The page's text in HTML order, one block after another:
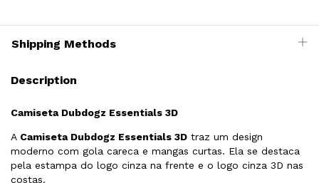
Shipping Methods
Description
Camiseta Dubdogz Essentials 3D
A Camiseta Dubdogz Essentials 3D traz um design
moderno com gola careca e mangas curtas. Ela se destaca
pela estampa do logo cinza na frente e o logo cinza 3D nas
costas.